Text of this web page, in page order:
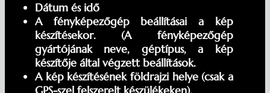
Dátum és idő
A fényképezőgép beállításai a kép
készítésekor. (A fényképezőgép
gyártójának neve, géptípus, a kép
készítője által végzett beállítások.
A kép készítésének földrajzi helye (csak a